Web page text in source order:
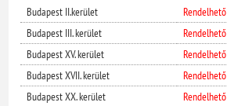
Budapest II.kerület
Rendelhető
Budapest III. kerület
Rendelhető
Budapest XV. kerület
Rendelhető
Budapest XVII. kerület
Rendelhető
Budapest XX. kerület
Rendelhető